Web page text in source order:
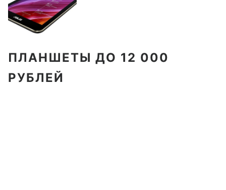
ПЛАНШЕТЫ ДО 12 000
РУБЛЕЙ